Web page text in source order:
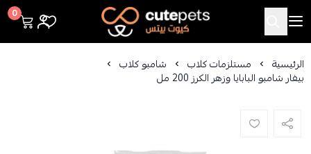
Cutepets
0
الرئيسية مستلزمات كلاب شامبو كلاب
بيفار شامبو البابايا وزهر الكرز 200 مل